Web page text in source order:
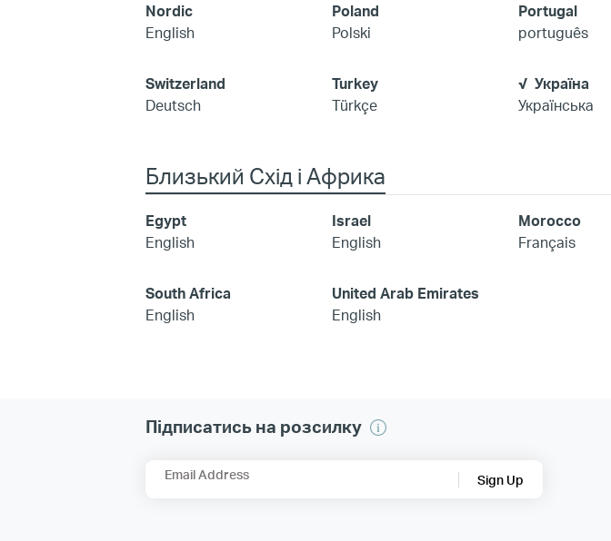
Nordic
English
Poland
Polski
Portugal
português
Switzerland
Deutsch
Turkey
Türkçe
Україна
Українська
Близький Схід і Африка
Egypt
English
Israel
English
Morocco
Français
South Africa
English
United Arab Emirates
English
Підписатись на розсилку
Email Address Sign Up